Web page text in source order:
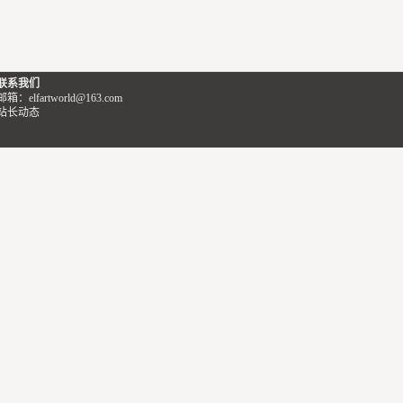
系我们
箱：elfartworld@163.com
长动态